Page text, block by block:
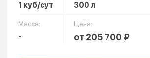
1 куб/сут 300 л
Масса:
-
Цена:
от 205 700 ₽